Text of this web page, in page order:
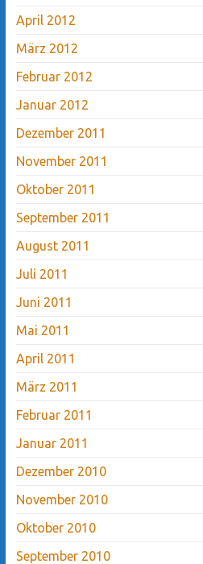
April 2012
März 2012
Februar 2012
Januar 2012
Dezember 2011
November 2011
Oktober 2011
September 2011
August 2011
Juli 2011
Juni 2011
Mai 2011
April 2011
März 2011
Februar 2011
Januar 2011
Dezember 2010
November 2010
Oktober 2010
September 2010